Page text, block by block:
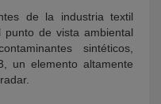
de la industria textil
de vista ambiental
sintéticos,
un elemento altamente